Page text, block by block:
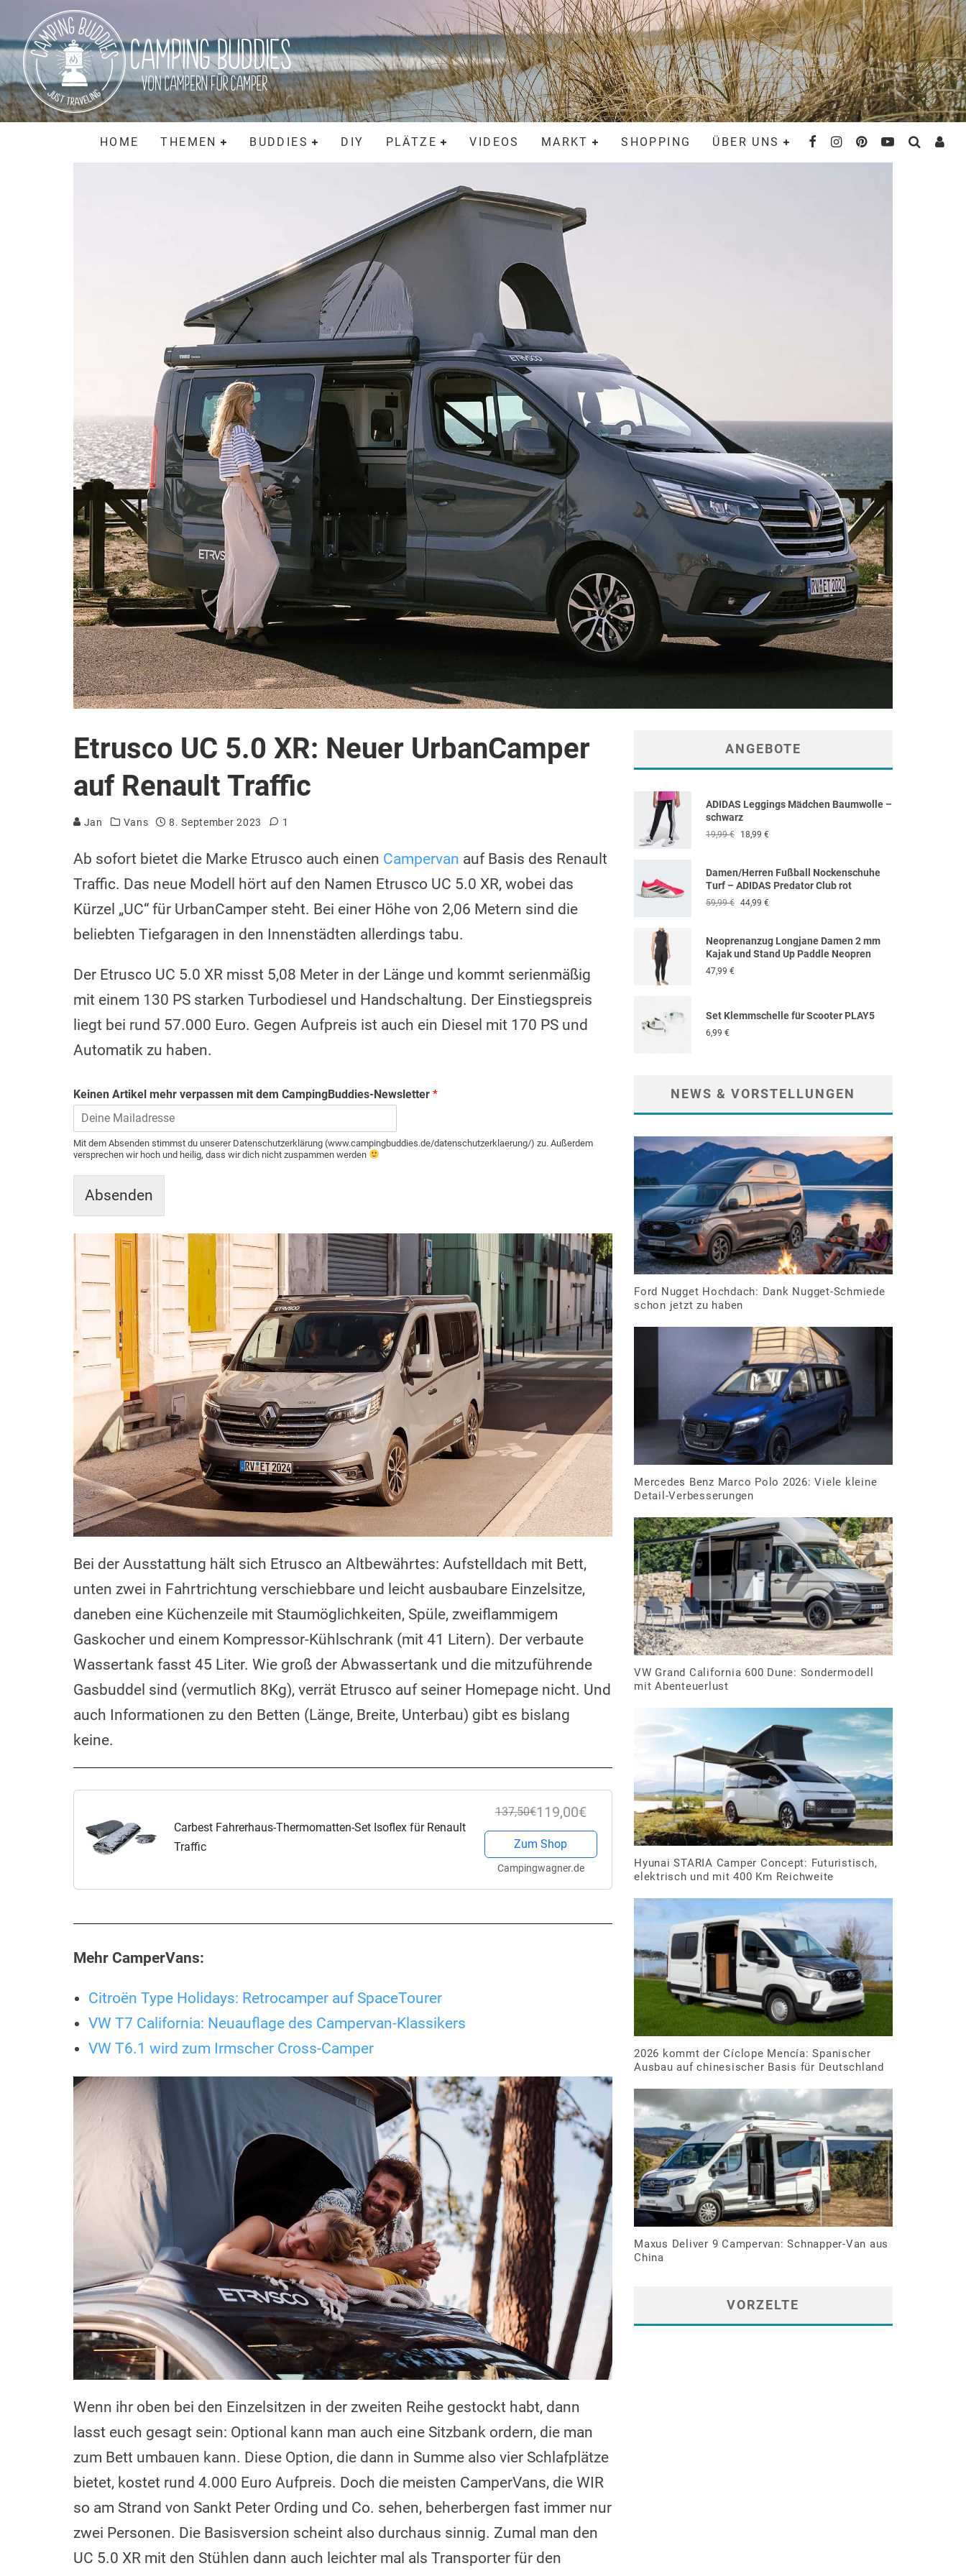
HOME THEMEN BUDDIES DIY PLÄTZE VIDEOS MARKT SHOPPING ÜBER UNS
Etrusco UC 5.0 XR: Neuer UrbanCamper
auf Renault Traffic
Jan Vans 8. September 2023 1
Ab sofort bietet die Marke Etrusco auch einen Campervan auf Basis des Renault
Traffic. Das neue Modell hört auf den Namen Etrusco UC 5.0 XR, wobei das
Kürzel „UC“ für UrbanCamper steht. Bei einer Höhe von 2,06 Metern sind die
beliebten Tiefgaragen in den Innenstädten allerdings tabu.
Der Etrusco UC 5.0 XR misst 5,08 Meter in der Länge und kommt serienmäßig
mit einem 130 PS starken Turbodiesel und Handschaltung. Der Einstiegspreis
liegt bei rund 57.000 Euro. Gegen Aufpreis ist auch ein Diesel mit 170 PS und
Automatik zu haben.
Keinen Artikel mehr verpassen mit dem CampingBuddies-Newsletter *
Mit dem Absenden stimmst du unserer Datenschutzerklärung (www.campingbuddies.de/datenschutzerklaerung/) zu. Außerdem
versprechen wir hoch und heilig, dass wir dich nicht zuspammen werden
Absenden
Bei der Ausstattung hält sich Etrusco an Altbewährtes: Aufstelldach mit Bett,
unten zwei in Fahrtrichtung verschiebbare und leicht ausbaubare Einzelsitze,
daneben eine Küchenzeile mit Staumöglichkeiten, Spüle, zweiflammigem
Gaskocher und einem Kompressor-Kühlschrank (mit 41 Litern). Der verbaute
Wassertank fasst 45 Liter. Wie groß der Abwassertank und die mitzuführende
Gasbuddel sind (vermutlich 8Kg), verrät Etrusco auf seiner Homepage nicht. Und
auch Informationen zu den Betten (Länge, Breite, Unterbau) gibt es bislang
keine.
Carbest Fahrerhaus-Thermomatten-Set Isoflex für Renault
Traffic
137,50€119,00€
Zum Shop
Campingwagner.de
Mehr CamperVans:
Citroën Type Holidays: Retrocamper auf SpaceTourer
VW T7 California: Neuauflage des Campervan-Klassikers
VW T6.1 wird zum Irmscher Cross-Camper
Wenn ihr oben bei den Einzelsitzen in der zweiten Reihe gestockt habt, dann
lasst euch gesagt sein: Optional kann man auch eine Sitzbank ordern, die man
zum Bett umbauen kann. Diese Option, die dann in Summe also vier Schlafplätze
bietet, kostet rund 4.000 Euro Aufpreis. Doch die meisten CamperVans, die WIR
so am Strand von Sankt Peter Ording und Co. sehen, beherbergen fast immer nur
zwei Personen. Die Basisversion scheint also durchaus sinnig. Zumal man den
UC 5.0 XR mit den Stühlen dann auch leichter mal als Transporter für den
ANGEBOTE
ADIDAS Leggings Mädchen Baumwolle –
schwarz
19,99€
Ursprünglicher
19,99 €
18,99 €
18,99 €.
Damen/Herren Fußball Nockenschuhe
Turf – ADIDAS Predator Club rot
59,99€ Ursprünglicher
59,99 €
44,99 €
44,99 €.
Neoprenanzug Longjane Damen 2 mm
Kajak und Stand Up Paddle Neopren
47,99 €
Set Klemmschelle für Scooter PLAY5
6,99 €
NEWS & VORSTELLUNGEN
Ford Nugget Hochdach: Dank Nugget-Schmiede
schon jetzt zu haben
Mercedes Benz Marco Polo 2026: Viele kleine
Detail-Verbesserungen
VW Grand California 600 Dune: Sondermodell
mit Abenteuerlust
Hyunai STARIA Camper Concept: Futuristisch,
elektrisch und mit 400 Km Reichweite
2026 kommt der Cíclope Mencía: Spanischer
Ausbau auf chinesischer Basis für Deutschland
Maxus Deliver 9 Campervan: Schnapper-Van aus
China
VORZELTE